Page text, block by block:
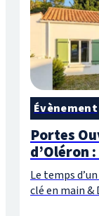
Évènement
Portes
d’Oléron
Le temps
clé en main &